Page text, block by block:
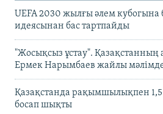
UEFA 2030 жылғы әлем кубогына
идеясынан бас тартпайды
"Жосықсыз ұстау".
Ермек Нарымбаев жайлы
Қазақстанда рақымшылықпен
босап шықты